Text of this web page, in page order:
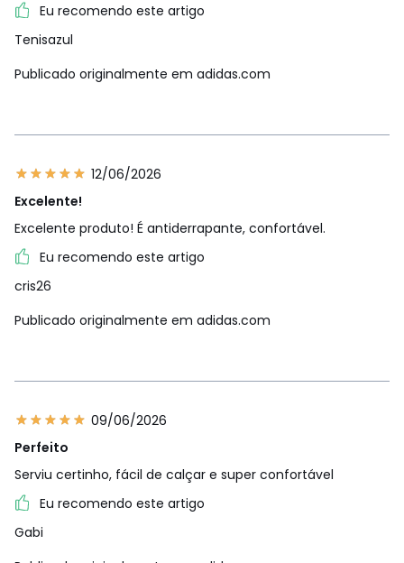
Eu recomendo este artigo
Tenisazul
Publicado originalmente em adidas.com
12/06/2026
Excelente!
Excelente produto! É antiderrapante, confortável.
Eu recomendo este artigo
cris26
Publicado originalmente em adidas.com
09/06/2026
Perfeito
Serviu certinho, fácil de calçar e super confortável
Eu recomendo este artigo
Gabi